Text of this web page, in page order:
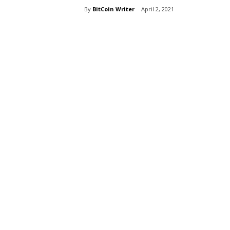
By BitCoin Writer April 2, 2021